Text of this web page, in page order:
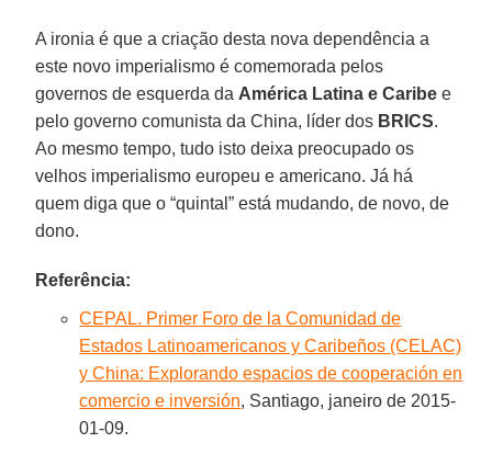
A ironia é que a criação desta nova dependência a
este novo imperialismo é comemorada pelos
governos de esquerda da América Latina e Caribe e
pelo governo comunista da China, líder dos BRICS.
Ao mesmo tempo, tudo isto deixa preocupado os
velhos imperialismo europeu e americano. Já há
quem diga que o “quintal” está mudando, de novo, de
dono.
Referência:
CEPAL. Primer Foro de la Comunidad de
Estados Latinoamericanos y Caribeños (CELAC)
y China: Explorando espacios de cooperación en
comercio e inversión, Santiago, janeiro de 2015-
01-09.